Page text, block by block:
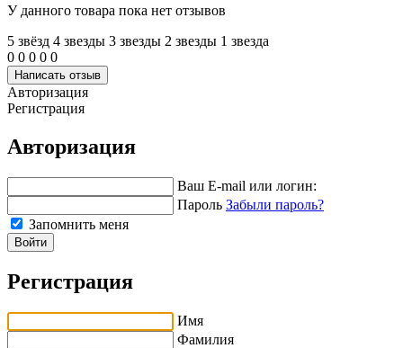
У данного товара пока нет отзывов
5 звёзд 4 звeзды 3 звeзды 2 звeзды 1 звeзда
0 0 0 0 0
Написать отзыв
Авторизация
Регистрация
Авторизация
Ваш E-mail или логин:
Пароль Забыли пароль?
Запомнить меня
Войти
Регистрация
Имя
Фамилия